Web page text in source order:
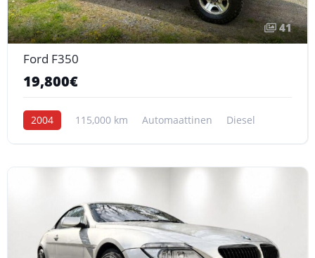
41
Ford F350
19,800€
2004 115,000 km Automaattinen Diesel